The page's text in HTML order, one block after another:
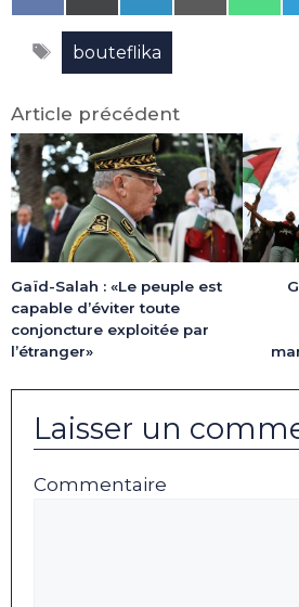
on
Facebook
on
X
(Twitter)
on
LinkedIn
on
on
Étiquettes
bouteflika
Article précédent
Gaïd-Salah : «Le peuple est
capable d’éviter toute
conjoncture exploitée par
l’étranger»
Laisser un
Commentaire